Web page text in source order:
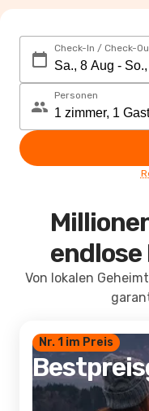
Check-In / Check-
Personen
Von lokalen
Nr. 1 im Preis